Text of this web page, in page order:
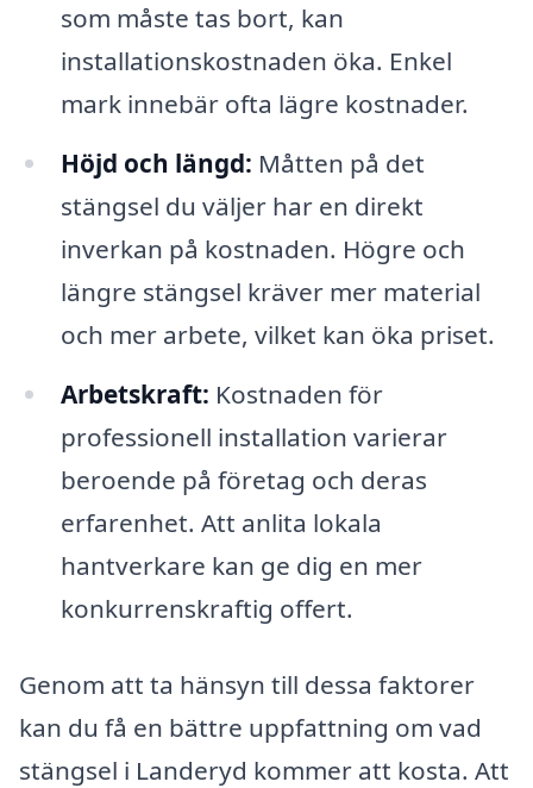
som måste tas bort, kan
installationskostnaden öka. Enkel
mark innebär ofta lägre kostnader.
Höjd och längd: Måtten på det
stängsel du väljer har en direkt
inverkan på kostnaden. Högre och
längre stängsel kräver mer material
och mer arbete, vilket kan öka priset.
Arbetskraft: Kostnaden för
professionell installation varierar
beroende på företag och deras
erfarenhet. Att anlita lokala
hantverkare kan ge dig en mer
konkurrenskraftig offert.
Genom att ta hänsyn till dessa faktorer
kan du få en bättre uppfattning om vad
stängsel i Landeryd kommer att kosta. Att